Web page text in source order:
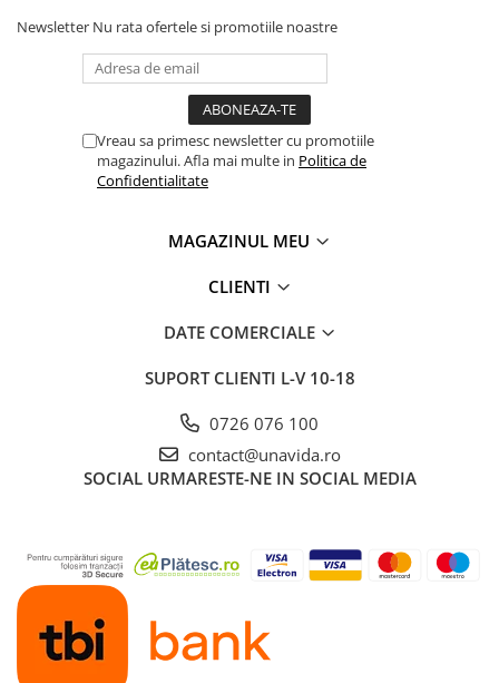
Newsletter Nu rata ofertele si promotiile noastre
Vreau sa primesc newsletter cu promotiile
magazinului. Afla mai multe in Politica de
Confidentialitate
MAGAZINUL MEU
CLIENTI
DATE COMERCIALE
SUPORT CLIENTI L-V 10-18
0726 076 100
contact@unavida.ro
SOCIAL URMARESTE-NE IN SOCIAL MEDIA